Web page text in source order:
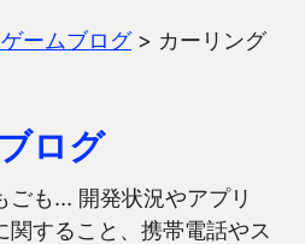
ームブログ> カーリング
ログ
ごも… 開発状況やアプリ
関すること、携帯電話やス